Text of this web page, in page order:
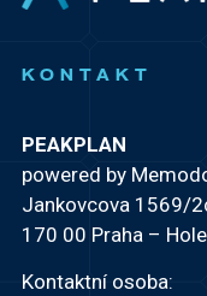
KONTAKT
PEAKPLAN
powered by
Jankovcova 1569/
170 00 Praha –
Kontaktní osoba: